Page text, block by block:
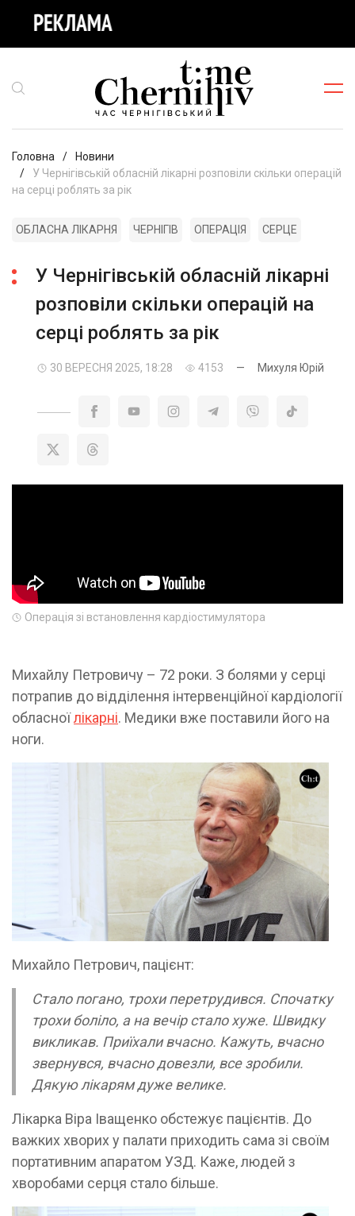
Головна
Новини
У Чернігівській обласній лікарні розповіли скільки операцій
на серці роблять за рік
ОБЛАСНА ЛІКАРНЯ ЧЕРНІГІВ ОПЕРАЦІЯ СЕРЦЕ
У Чернігівській обласній лікарні
розповіли скільки операцій на
серці роблять за рік
30 ВЕРЕСНЯ 2025, 18:28 4153 — Михуля Юрій
Операція зі встановлення кардіостимулятора
Михайлу Петровичу – 72 роки. З болями у серці
потрапив до відділення інтервенційної кардіології
обласноїлікарні. Медики вже поставили його на
ноги.
Михайло Петрович, пацієнт:
Стало погано, трохи перетрудився. Спочатку
трохи боліло, а на вечір стало хуже. Швидку
викликав. Приїхали вчасно. Кажуть, вчасно
звернувся, вчасно довезли, все зробили.
Дякую лікарям дуже велике.
Лікарка Віра Іващенко обстежує пацієнтів. До
важких хворих у палати приходить сама зі своїм
портативним апаратом УЗД. Каже, людей з
хворобами серця стало більше.